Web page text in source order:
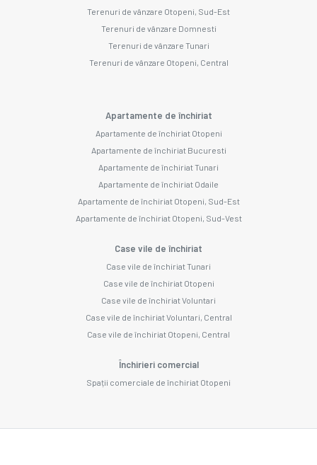
Terenuri de vânzare Otopeni, Sud-Est
Terenuri de vânzare Domnesti
Terenuri de vânzare Tunari
Terenuri de vânzare Otopeni, Central
Apartamente de închiriat
Apartamente de închiriat Otopeni
Apartamente de închiriat Bucuresti
Apartamente de închiriat Tunari
Apartamente de închiriat Odaile
Apartamente de închiriat Otopeni, Sud-Est
Apartamente de închiriat Otopeni, Sud-Vest
Case vile de închiriat
Case vile de închiriat Tunari
Case vile de închiriat Otopeni
Case vile de închiriat Voluntari
Case vile de închiriat Voluntari, Central
Case vile de închiriat Otopeni, Central
Închirieri comercial
Spații comerciale de închiriat Otopeni